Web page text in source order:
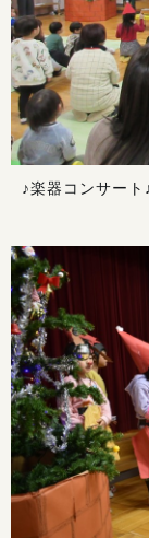
♪楽器コンサート